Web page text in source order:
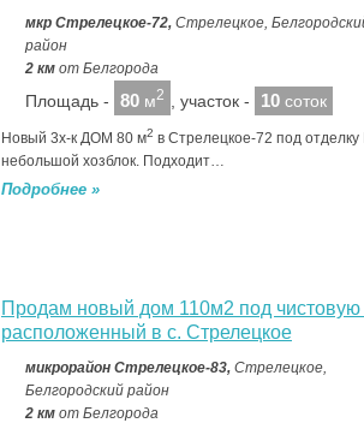
мкр Стрелецкое-72, Стрелецкое,
район
2 км от Белгорода
Площадь - 80 м2 , участок - 10 соток
Новый 3х-к ДОМ 80 м2 в Стрелецкое-72 под отделку
небольшой хозблок. Подходит…
Подробнее »
Продам новый дом 110м2 под чистовую
расположенный в с. Стрелецкое
микрорайон Стрелецкое-83, Стрелецкое,
Белгородский район
2 км от Белгорода